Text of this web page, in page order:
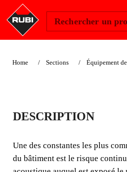
Rechercher un
Home Sections Équipement
AUDITIFS
Une des constantes les plus
bâtiment est le risque continu
DESCRIPTION
Une des constantes les plus
du bâtiment est le risque